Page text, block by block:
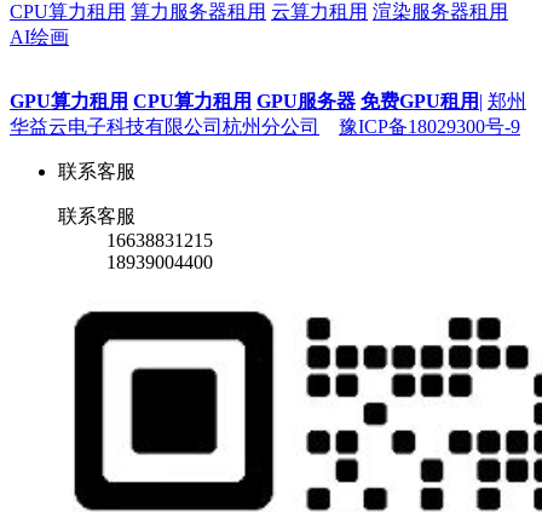
CPU算力租用 算力服务器租用 云算力租用 渲染服务器租用
AI绘画
GPU算力租用 CPU算力租用 GPU服务器 免费GPU租用 | 郑州
华益云电子科技有限公司杭州分公司
豫ICP备18029300号-9
联系客服
联系客服
16638831215
18939004400